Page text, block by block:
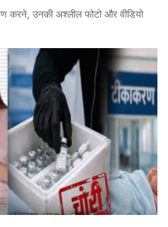
करने, उनकी अश्लील फोटो और वीडियो